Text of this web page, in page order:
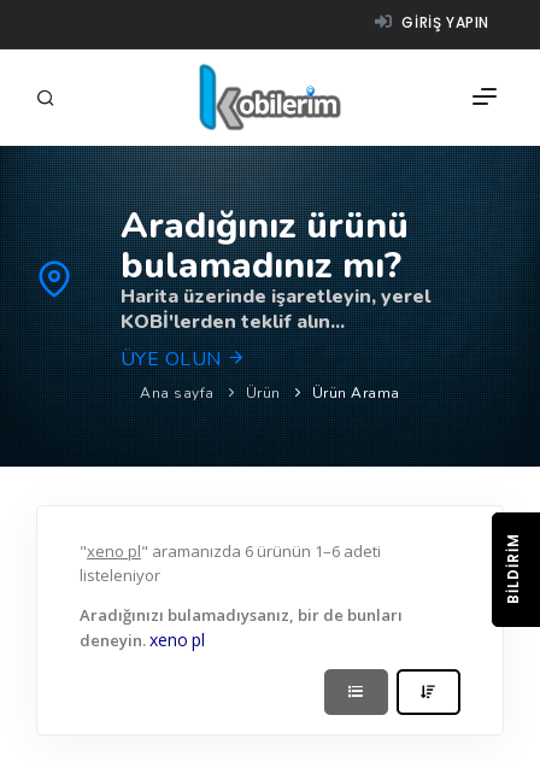
GIRIŞ YAPIN
FIRMALAR
ÜRÜNLER
NASIL ÇALIŞIR?
YARDIM
Aradığınız ürünü
bulamadınız mı?
Harita üzerinde işaretleyin, yerel
KOBİ'lerden teklif alın...
ÜYE OLUN
Ana sayfa Ürün Ürün Arama
"xeno pl" aramanızda 6 ürünün 1–6 adeti
listeleniyor
Aradığınızı bulamadıysanız, bir de bunları
deneyin.xeno pl
BILDIRIM